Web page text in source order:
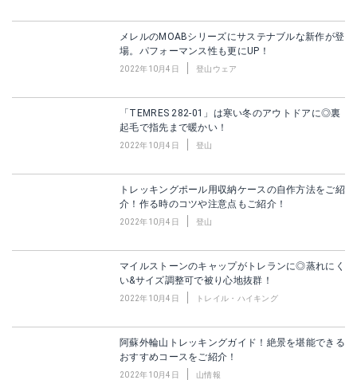
メレルのMOABシリーズにサステナブルな新作が登
場。パフォーマンス性も更にUP！
2022年10月4日 登山ウェア
「TEMRES 282-01」は寒い冬のアウトドアに◎裏
起毛で指先まで暖かい！
2022年10月4日 登山
トレッキングポール用収納ケースの自作方法をご紹
介！作る時のコツや注意点もご紹介！
2022年10月4日 登山
マイルストーンのキャップがトレランに◎蒸れにく
い&サイズ調整可で被り心地抜群！
2022年10月4日 トレイル・ハイキング
阿蘇外輪山トレッキングガイド！絶景を堪能できる
おすすめコースをご紹介！
2022年10月4日 山情報